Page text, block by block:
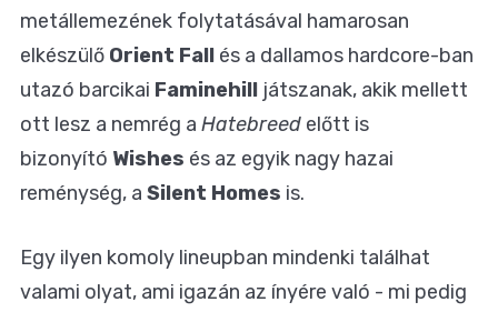
metállemezének folytatásával hamarosan
elkészülő Orient Fall és a dallamos hardcore-ban
utazó barcikai Faminehill játszanak, akik mellett
ott lesz a nemrég a Hatebreed előtt is
bizonyító Wishes és az egyik nagy hazai
reménység, a Silent Homes is.
Egy ilyen komoly lineupban mindenki találhat
valami olyat, ami igazán az ínyére való - mi pedig